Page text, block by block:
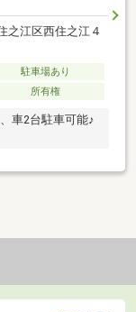
之江区西住之江４
駐車場あり
所有権
車2台駐車可能♪